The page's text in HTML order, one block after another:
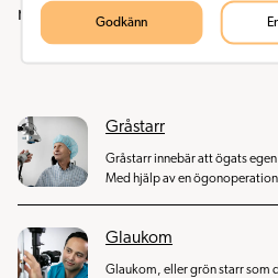
med hög kompetens och lång
Gråstarr
Gråstarr innebär att ögats
Med hjälp av en
Glaukom
Glaukom, eller grön starr som
Godkänn